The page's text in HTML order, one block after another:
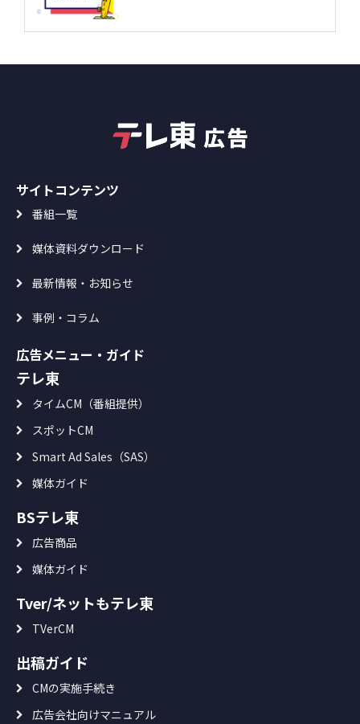
サイトコンテンツ
番組一覧
媒体資料ダウンロード
最新情報・お知らせ
事例・コラム
広告メニュー・ガイド
テレ東
タイムCM（番組提供）
スポットCM
Smart Ad Sales（SAS）
媒体ガイド
BSテレ東
広告商品
媒体ガイド
Tver/ネットもテレ東
TVerCM
出稿ガイド
CMの実施手続き
広告会社向けマニュアル